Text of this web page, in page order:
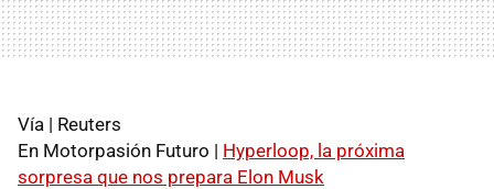
Vía | Reuters
En Motorpasión Futuro | Hyperloop, la próxima
sorpresa que nos prepara Elon Musk